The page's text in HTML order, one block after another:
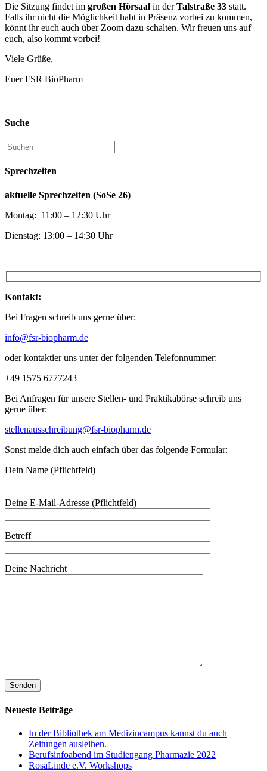
Die Sitzung findet im großen Hörsaal in derTalstraße 33 statt.
Falls ihr nicht die Möglichkeit habt in Präsenz vorbei zu kommen,
könnt ihr euch auch über Zoom dazu schalten. Wir freuen uns auf
euch, also kommt vorbei!
Viele Grüße,
Euer FSR BioPharm
Suche
Sprechzeiten
aktuelle Sprechzeiten (SoSe 26)
Montag: 11:00 – 12:30 Uhr
Dienstag: 13:00 – 14:30 Uhr
Kontakt:
Bei Fragen schreib uns gerne über:
info@fsr-biopharm.de
oder kontaktier uns unter der folgenden Telefonnummer:
+49 1575 6777243
Bei Anfragen für unsere Stellen- und Praktikabörse schreib uns
gerne über:
stellenausschreibung@fsr-biopharm.de
Sonst melde dich auch einfach über das folgende Formular:
Dein Name (Pflichtfeld)
Deine E-Mail-Adresse (Pflichtfeld)
Betreff
Deine Nachricht
Neueste Beiträge
In der Bibliothek am Medizincampus kannst du auch
Zeitungen ausleihen.
Berufsinfoabend im Studiengang Pharmazie 2022
RosaLinde e.V. Workshops